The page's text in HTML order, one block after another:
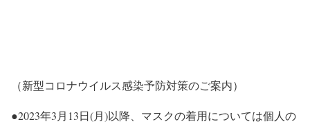
（新型コロナウイルス感染予防対策のご案内）
●2023年3月13日(月)以降、マスクの着用については個人の